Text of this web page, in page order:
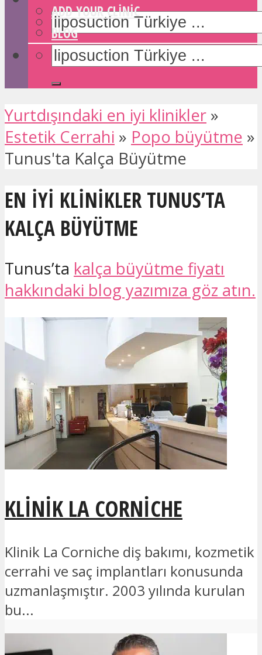
ADD YOUR CLINIC
BLOG
Yurtdışındaki en iyi klinikler »
Estetik Cerrahi » Popo büyütme »
Tunus'ta Kalça Büyütme
EN IYI KLINIKLER TUNUS’TA
KALÇA BÜYÜTME
Tunus’ta kalça büyütme fiyatı
hakkındaki blog yazımıza göz atın.
KLINIK LA CORNICHE
Klinik La Corniche diş bakımı, kozmetik
cerrahi ve saç implantları konusunda
uzmanlaşmıştır. 2003 yılında kurulan
bu...